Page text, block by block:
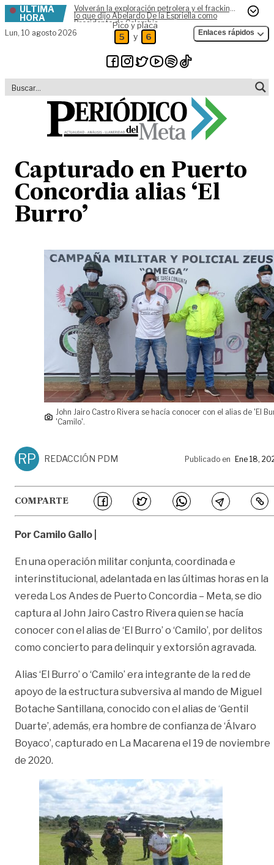
Skip to content
ÚLTIMA
HORA
Volverán la exploración petrolera y el fracking,
lo que dijo Abelardo De la Espriella como
Presidente de Colombia
Lun, 10 agosto 2026
Pico y placa
5 y 6 Enlaces rápidos
Capturado en Puerto
Concordia alias ‘El
Burro’
John Jairo Castro Rivera se hacía conocer con el alias de 'El
'Camilo'.
RP REDACCIÓN PDM Publicado en Ene 18,
COMPARTE
Por Camilo Gallo |
En una operación militar conjunta, coordinada e
interinstitucional, adelantada en las últimas horas en la
vereda Los Andes de Puerto Concordia – Meta, se dio
captura al John Jairo Castro Rivera quien se hacía
conocer con el alias de ‘El Burro’ o ‘Camilo’, por delitos
como concierto para delinquir y extorsión agravada.
Alias ‘El Burro’ o ‘Camilo’ era integrante de la red de
apoyo de la estructura subversiva al mando de Miguel
Botache Santillana, conocido con el alias de ‘Gentil
Duarte’, además, era hombre de confianza de ‘Álvaro
Boyaco’, capturado en La Macarena el 19 de noviembre
de 2020.